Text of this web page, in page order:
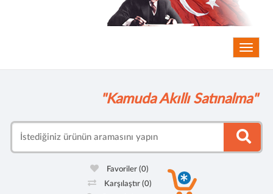
"Kamuda Akıllı Satınalma"
Favoriler(0)
Karşılaştır (0)